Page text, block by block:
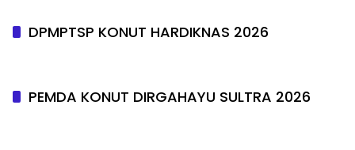
DPMPTSP KONUT HARDIKNAS 2026
PEMDA KONUT DIRGAHAYU SULTRA 2026